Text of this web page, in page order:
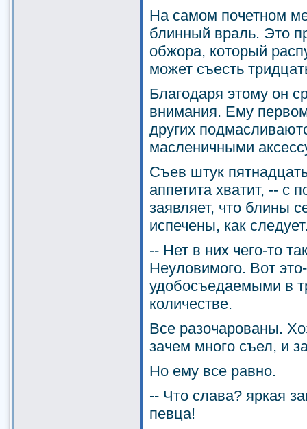
На самом почетном
блинный враль. Это
обжора, который
может съесть
Благодаря этому он
внимания. Ему
других
масленичными
Съев штук
аппетита хватит, -- с
заявляет, что блины
испечены, как
-- Нет в них чего-то
Неуловимого. Вот
удобосъедаемыми в
количестве.
Все разочарованы.
зачем много съел, и
Но ему все равно.
-- Что слава? яркая
певца!